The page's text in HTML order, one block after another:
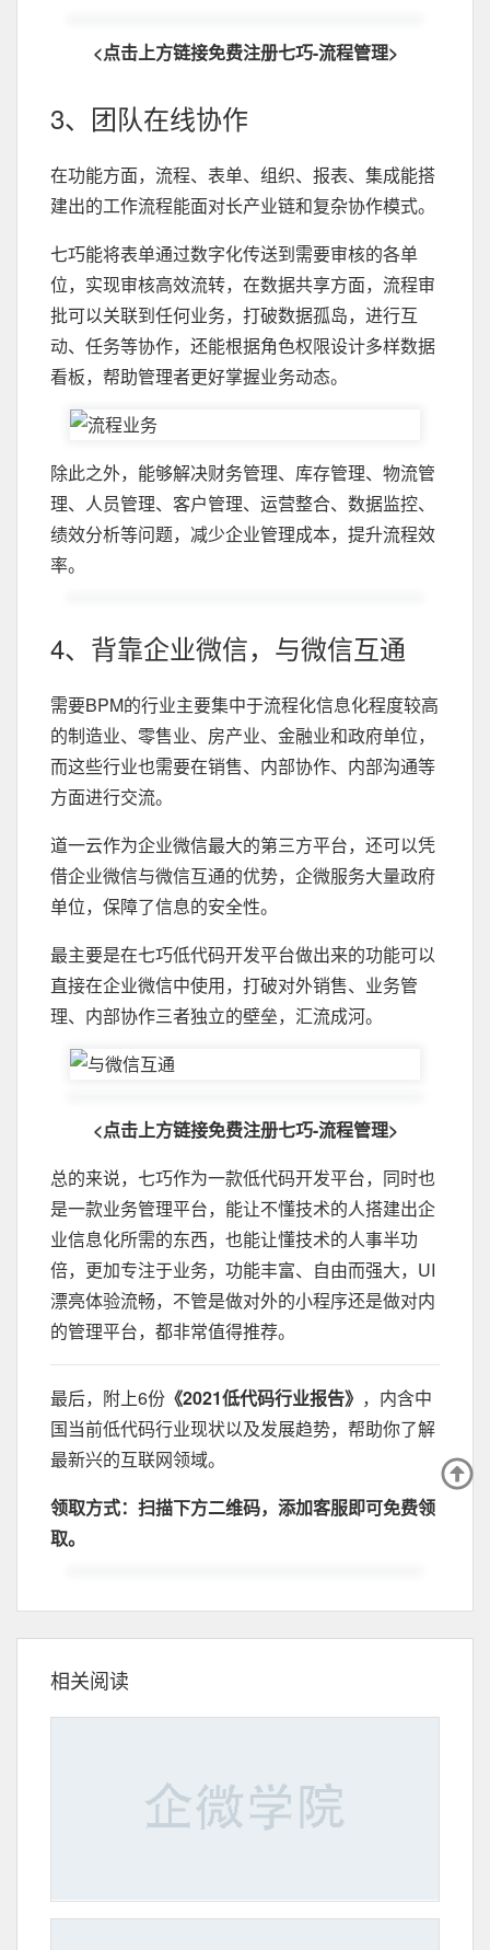
<点击上方链接免费注册七巧-流程管理>
3、团队在线协作
在功能方面，流程、表单、组织、报表、集成能搭
建出的工作流程能面对长产业链和复杂协作模式。
七巧能将表单通过数字化传送到需要审核的各单
位，实现审核高效流转，在数据共享方面，流程审
批可以关联到任何业务，打破数据孤岛，进行互
动、任务等协作，还能根据角色权限设计多样数据
看板，帮助管理者更好掌握业务动态。
除此之外，能够解决财务管理、库存管理、物流管
理、人员管理、客户管理、运营整合、数据监控、
绩效分析等问题，减少企业管理成本，提升流程效
率。
4、背靠企业微信，与微信互通
需要BPM的行业主要集中于流程化信息化程度较高
的制造业、零售业、房产业、金融业和政府单位，
而这些行业也需要在销售、内部协作、内部沟通等
方面进行交流。
道一云作为企业微信最大的第三方平台，还可以凭
借企业微信与微信互通的优势，企微服务大量政府
单位，保障了信息的安全性。
最主要是在七巧低代码开发平台做出来的功能可以
直接在企业微信中使用，打破对外销售、业务管
理、内部协作三者独立的壁垒，汇流成河。
<点击上方链接免费注册七巧-流程管理>
总的来说，七巧作为一款低代码开发平台，同时也
是一款业务管理平台，能让不懂技术的人搭建出企
业信息化所需的东西，也能让懂技术的人事半功
倍，更加专注于业务，功能丰富、自由而强大，UI
漂亮体验流畅，不管是做对外的小程序还是做对内
的管理平台，都非常值得推荐。
最后，附上6份 《2021低代码行业报告》 ，内含中
国当前低代码行业现状以及发展趋势，帮助你了解
最新兴的互联网领域。
领取方式：扫描下方二维码，添加客服即可免费领
取。
相关阅读